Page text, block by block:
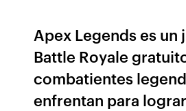
Apex Legends es un
Battle Royale
combatientes
enfrentan para